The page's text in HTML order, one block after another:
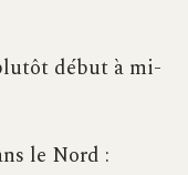
début à mi-
le Nord :